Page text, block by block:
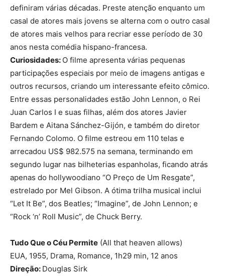
definiram várias décadas. Preste atenção enquanto um
casal de atores mais jovens se alterna com o outro casal
de atores mais velhos para recriar esse período de 30
anos nesta comédia hispano-francesa.
Curiosidades: O filme apresenta várias pequenas
participações especiais por meio de imagens antigas e
outros recursos, criando um interessante efeito cômico.
Entre essas personalidades estão John Lennon, o Rei
Juan Carlos I e suas filhas, além dos atores Javier
Bardem e Aitana Sánchez-Gijón, e também do diretor
Fernando Colomo. O filme estreou em 110 telas e
arrecadou US$ 982.575 na semana, terminando em
segundo lugar nas bilheterias espanholas, ficando atrás
apenas do hollywoodiano “O Preço de Um Resgate”,
estrelado por Mel Gibson. A ótima trilha musical inclui
“Let It Be”, dos Beatles; “Imagine”, de John Lennon; e
“Rock ‘n’ Roll Music”, de Chuck Berry.
Tudo Que o Céu Permite (All that heaven allows)
EUA, 1955, Drama, Romance, 1h29 min, 12 anos
Direção: Douglas Sirk